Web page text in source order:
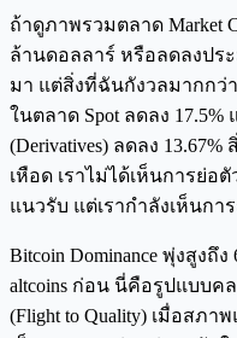
ถ้าดูภาพรวมตลาด Market
ล้านดอลลาร์ หรือลดลงปร
มา แต่สิ่งที่ฉันกังวลมากกว่
ในตลาด Spot ลดลง
(Derivatives) ลดลง
เหือด เราไม่ได้เห็นการย่
แนวรับ แต่เรากำลังเห็นก
Bitcoin Dominance พุ่งสูงถึ
altcoins ก่อน นี่คือรูปแบบ
(Flight to Quality) เมื่อสภ